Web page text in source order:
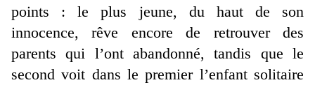
points : le plus jeune, du haut de son
innocence, rêve encore de retrouver des
parents qui l’ont abandonné, tandis que le
second voit dans le premier l’enfant solitaire